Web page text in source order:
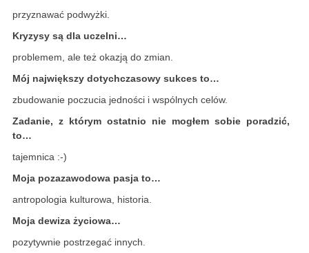
przyznawać podwyżki.
Kryzysy są dla uczelni…
problemem, ale też okazją do zmian.
Mój największy dotychczasowy sukces to…
zbudowanie poczucia jedności i wspólnych celów.
Zadanie, z którym ostatnio nie mogłem sobie poradzić,
to…
tajemnica :-)
Moja pozazawodowa pasja to…
antropologia kulturowa, historia.
Moja dewiza życiowa…
pozytywnie postrzegać innych.